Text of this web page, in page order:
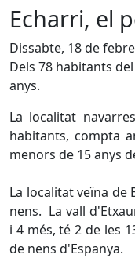
Echarri, el
Dissabte, 18 de
Dels 78 habitants
anys.
La localitat
habitants, compta
menors de 15 anys
La localitat veïna de
nens. La vall
i 4 més, té 2 de les
de nens d'Espanya.